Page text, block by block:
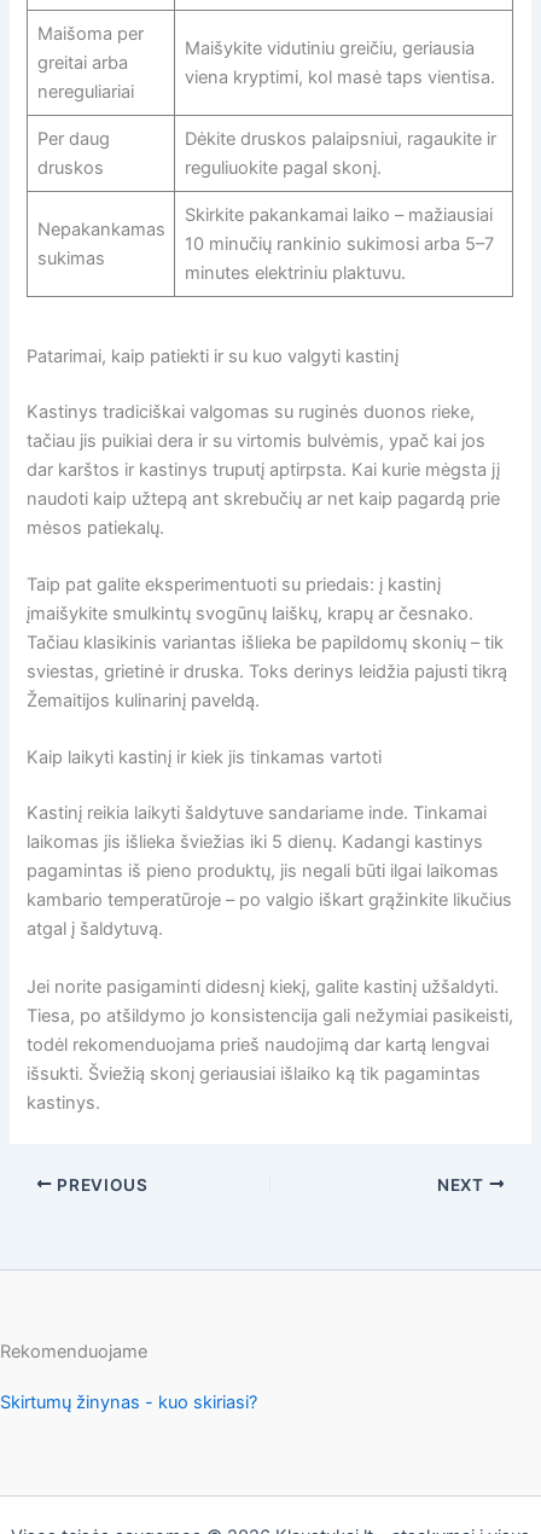
Maišoma per
greitai arba
nereguliariai
Maišykite vidutiniu greičiu, geriausia
viena kryptimi, kol masė taps vientisa.
Per daug
druskos
Dėkite druskos palaipsniui, ragaukite ir
reguliuokite pagal skonį.
Nepakankamas
sukimas
Skirkite pakankamai laiko – mažiausiai
10 minučių rankinio sukimosi arba 5–7
minutes elektriniu plaktuvu.
Patarimai, kaip patiekti ir su kuo valgyti kastinį
Kastinys tradiciškai valgomas su ruginės duonos rieke,
tačiau jis puikiai dera ir su virtomis bulvėmis, ypač kai jos
dar karštos ir kastinys truputį aptirpsta. Kai kurie mėgsta jį
naudoti kaip užtepą ant skrebučių ar net kaip pagardą prie
mėsos patiekalų.
Taip pat galite eksperimentuoti su priedais: į kastinį
įmaišykite smulkintų svogūnų laiškų, krapų ar česnako.
Tačiau klasikinis variantas išlieka be papildomų skonių – tik
sviestas, grietinė ir druska. Toks derinys leidžia pajusti tikrą
Žemaitijos kulinarinį paveldą.
Kaip laikyti kastinį ir kiek jis tinkamas vartoti
Kastinį reikia laikyti šaldytuve sandariame inde. Tinkamai
laikomas jis išlieka šviežias iki 5 dienų. Kadangi kastinys
pagamintas iš pieno produktų, jis negali būti ilgai laikomas
kambario temperatūroje – po valgio iškart grąžinkite likučius
atgal į šaldytuvą.
Jei norite pasigaminti didesnį kiekį, galite kastinį užšaldyti.
Tiesa, po atšildymo jo konsistencija gali nežymiai pasikeisti,
todėl rekomenduojama prieš naudojimą dar kartą lengvai
išsukti. Šviežią skonį geriausiai išlaiko ką tik pagamintas
kastinys.
PREVIOUS NEXT
Rekomenduojame
Skirtumų žinynas - kuo skiriasi?